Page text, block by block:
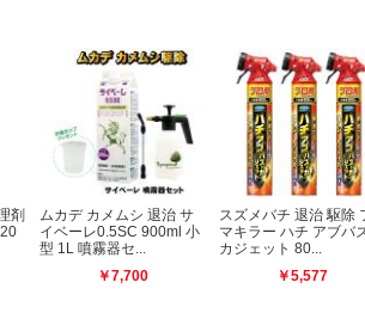
ムカデ カメムシ 退治 サ
イベーレ0.5SC 900ml 小
型 1L 噴霧器セ...
￥7,700
スズメバチ 退治 駆除 フ
マキラー ハチ アブバズー
カジェット 80...
￥5,577